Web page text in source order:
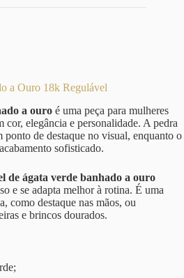
a Ouro 18k Regulável
a ouro é uma peça para mulheres
cor, elegância e personalidade. A pedra
de destaque no visual, enquanto o
sofisticado.
de ágata verde banhado a ouro
e se adapta melhor à rotina. É uma
como destaque nas mãos, ou
e brincos dourados.